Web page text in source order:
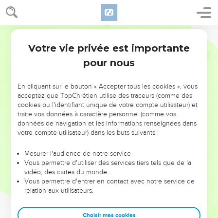
NE MANQUEZ PAS L’ÉVÉNEMENT
DE L’ANNÉE !
ET SI LEURS ERREURS POUVAIENT VOUS ÉVITER LES
VOTRES ?
leur foi ou leur vision. Mais on voit moins les doutes, les erreurs
et les saisons difficiles qu'ils ont traversés, alors même que ce
sont elles qui les ont façonnés.
Dans cette conférence, leaders, entrepreneurs, et responsables
clés pour avancer avec plus de sagesse afin que leurs erreurs
Votre vie privée est importante
pour nous
En cliquant sur le bouton « Accepter tous les cookies », vous
acceptez que TopChrétien utilise des traceurs (comme des
cookies ou l'identifiant unique de votre compte utilisateur) et
traite vos données à caractère personnel (comme vos
données de navigation et les informations renseignées dans
votre compte utilisateur) dans les buts suivants :
Mesurer l'audience de notre service
Vous permettre d'utiliser des services tiers tels que de la
vidéo, des cartes du monde…
Vous permettre d'entrer en contact avec notre service de
relation aux utilisateurs.
Choisir mes cookies